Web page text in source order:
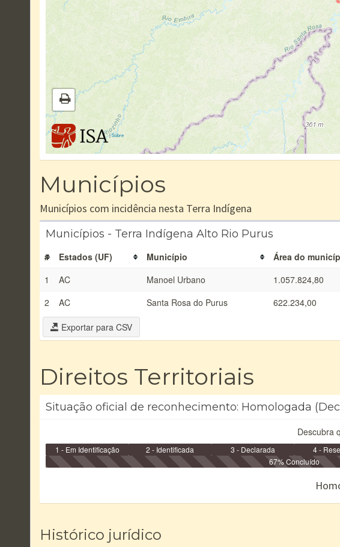
|Sobre
Municípios
Municípios com incidência nesta Terra Indígena
Municípios - Terra Indígena Alto Rio Purus
# Estados (UF) Município Área do
1
AC Manoel Urbano 1.057.824,80
2 AC Santa Rosa do Purus 622.234,00
Exportar para CSV
Direitos Territoriais
Situação oficial de reconhecimento: Homologada
Descubra
1 - Em Identificação 2 - Identificada 3 - Declarada 4 -
67% Concluído
Histórico jurídico